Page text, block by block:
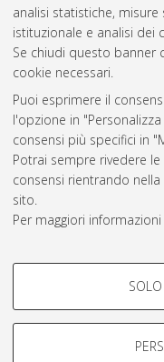
analisi statistiche,
istituzionale e analisi dei
Se chiudi questo banner
cookie necessari.
Puoi esprimere il
l'opzione in
consensi più specifici in
Potrai sempre rivedere
consensi rientrando
sito.
Per maggiori informazioni
COOKIE DI
Si tratta di cookie
navigazione degli utenti,
Atom
Rss 1.0
Rss 2.0
AMS Laurea
Impostazioni Cookie
Informativa sulla
Condizioni d’uso del